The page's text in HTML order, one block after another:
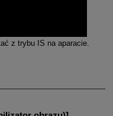
z trybu IS na aparacie.